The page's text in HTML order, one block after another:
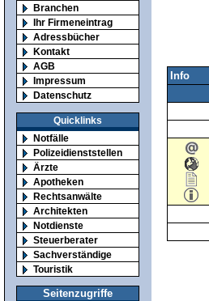
Branchen
Ihr Firmeneintrag
Adressbücher
Kontakt
AGB
Impressum
Datenschutz
Quicklinks
Notfälle
Polizeidienststellen
Ärzte
Apotheken
Rechtsanwälte
Architekten
Notdienste
Steuerberater
Sachverständige
Touristik
Seitenzugriffe
Info